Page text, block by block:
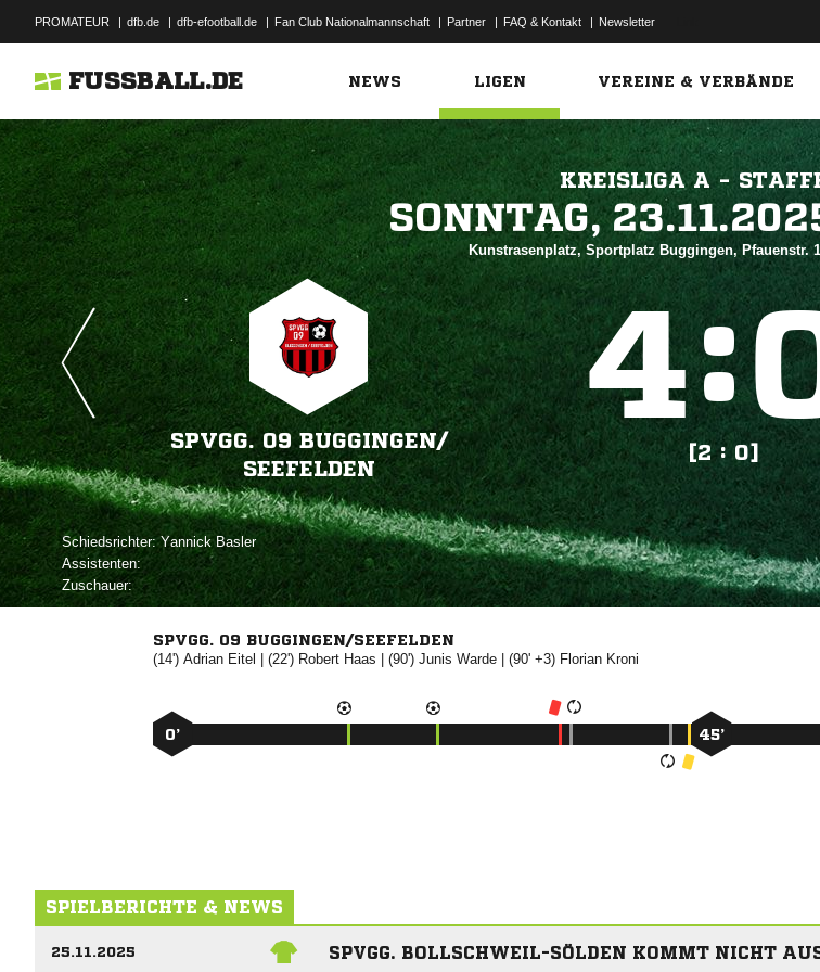
PROMATEUR | dfb.de | dfb-efootball.de | Fan Club Nationalmannschaft | Partner | FAQ & Kontakt | Newsletter
FUSSBALL.DE NEWS LIGEN VEREINE & VERBÄNDE
KREISLIGA A -

Kunstrasenplatz, Sportplatz Buggingen, Pfauenstr.
SPVGG. 09 BUGGINGEN/​
SEEFELDEN
:
[2 : 0]
Schiedsrichter: 
Assistenten:
Zuschauer:
SPVGG. 09 BUGGINGEN/SEEFELDEN
(14')  | (22')  | (90')  | (90' +3) 
0’ 45’
SPIELBERICHTE & NEWS
25.11.2025 SPVGG. BOLLSCHWEIL-SÖLDEN KOMMT NICHT